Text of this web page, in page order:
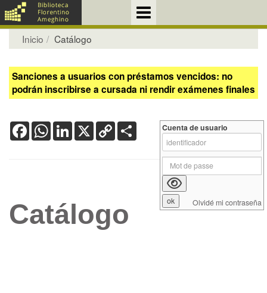
Inicio Catálogo
Sanciones a usuarios con préstamos vencidos: no
podrán inscribirse a cursada ni rendir exámenes finales
FacebookWhatsApp
LinkedIn
X Copy
Link
Catálogo
Cuenta de usuario
Olvidé mi contraseña